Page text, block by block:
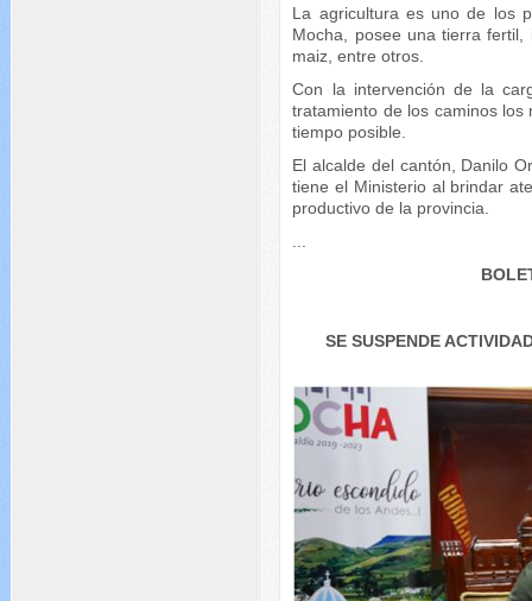
La agricultura es uno de los
Mocha, posee una tierra
maiz, entre otros.
Con la intervención de la
tratamiento de los caminos
tiempo posible.
El alcalde del cantón, Danilo
tiene el Ministerio al brindar
productivo de la provincia.
SE SUSPENDE